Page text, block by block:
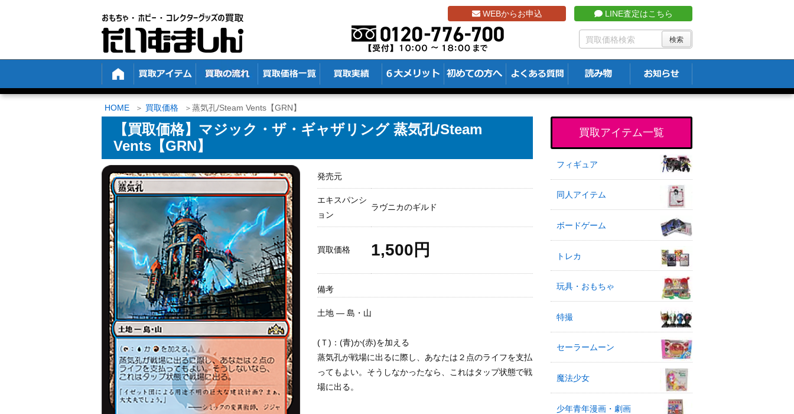
WEBからお申込 LINE査定はこちら
HOME 買取価格 蒸気孔/Steam Vents【GRN】
【買取価格】マジック・ザ・ギャザリング 蒸気孔/Steam
Vents【GRN】
発売元
エキスパンシ
ョン
ラヴニカのギルド
買取価格 1,500円
備考
土地 — 島・山
(Ｔ)：(青)か(赤)を加える
蒸気孔が戦場に出るに際し、あなたは２点のライフを支払
ってもよい。そうしなかったなら、これはタップ状態で戦
場に出る。
買取アイテム一覧
フィギュア
同人アイテム
ボードゲーム
トレカ
玩具・おもちゃ
特撮
セーラームーン
魔法少女
少年青年漫画・劇画